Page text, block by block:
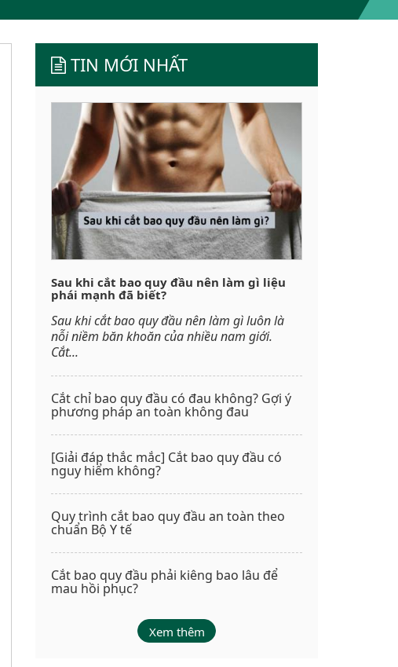
TIN MỚI NHẤT
Sau khi cắt bao quy đầu nên làm gì liệu
phái mạnh đã biết?
Sau khi cắt bao quy đầu nên làm gì luôn là
nỗi niềm băn khoăn của nhiều nam giới.
Cắt...
Cắt chỉ bao quy đầu có đau không? Gợi ý
phương pháp an toàn không đau
[Giải đáp thắc mắc] Cắt bao quy đầu có
nguy hiểm không?
Quy trình cắt bao quy đầu an toàn theo
chuẩn Bộ Y tế
Cắt bao quy đầu phải kiêng bao lâu để
mau hồi phục?
Xem thêm